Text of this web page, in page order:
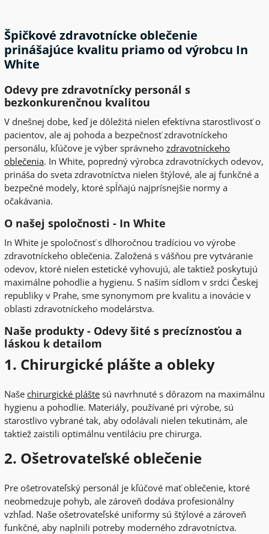
Špičkové zdravotnícke oblečenie
prinášajúce kvalitu priamo od výrobcu In
White
Odevy pre zdravotnícky personál s
bezkonkurenčnou kvalitou
V dnešnej dobe, keď je dôležitá nielen efektívna starostlivosť o
pacientov, ale aj pohoda a bezpečnosť zdravotníckeho
personálu, kľúčove je výber správneho zdravotníckeho
oblečenia. In White, popredný výrobca zdravotníckych odevov,
prináša do sveta zdravotníctva nielen štýlové, ale aj funkčné a
bezpečné modely, ktoré spĺňajú najprísnejšie normy a
očakávania.
O našej spoločnosti - In White
In White je spoločnosť s dlhoročnou tradíciou vo výrobe
zdravotníckeho oblečenia. Založená s vášňou pre vytváranie
odevov, ktoré nielen estetické vyhovujú, ale taktiež poskytujú
maximálne pohodlie a hygienu. S naším sídlom v srdci Českej
republiky v Prahe, sme synonymom pre kvalitu a inovácie v
oblasti zdravotníckeho modelárstva.
Naše produkty - Odevy šité s precíznosťou a
láskou k detailom
1. Chirurgické plášte a obleky
Naše chirurgické plášte sú navrhnuté s dôrazom na maximálnu
hygienu a pohodlie. Materiály, používané pri výrobe, sú
starostlivo vybrané tak, aby odolávali nielen tekutinám, ale
taktiež zaistili optimálnu ventiláciu pre chirurga.
2. Ošetrovateľské oblečenie
Pre ošetrovateľský personál je kľúčové mať oblečenie, ktoré
neobmedzuje pohyb, ale zároveň dodáva profesionálny
vzhľad. Naše ošetrovateľské uniformy sú štýlové a zároveň
funkčné, aby naplnili potreby moderného zdravotníctva.